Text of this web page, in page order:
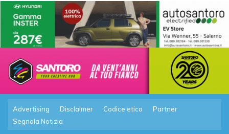
Advertising Disclaimer Codice etico
Partner
Segnala Notizia